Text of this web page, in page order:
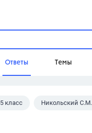
Ответы Темы
Домашнее
5 класс Никольский С.М.